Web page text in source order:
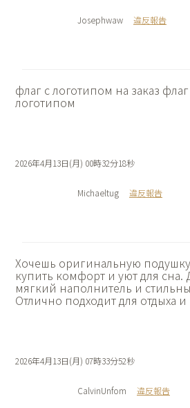
Josephwaw 違反報告
флаг с логотипом на заказ
логотипом
2026年4月13日(月) 00時32分18秒
Michaeltug 違反報告
Хочешь оригинальную
купить комфорт и уют для
мягкий наполнитель и
Отлично подходит для отдыха
2026年4月13日(月) 07時33分52秒
CalvinUnfom 違反報告